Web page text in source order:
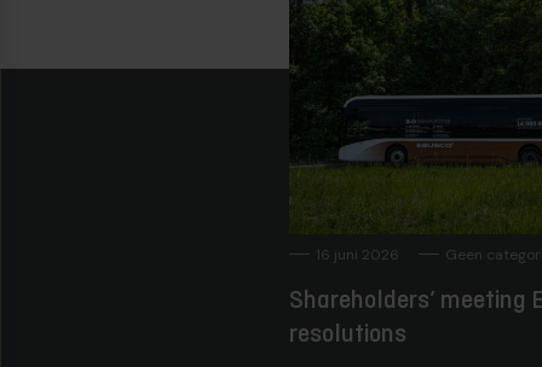
16 juni 2026 Geen
Shareholders’ meeting
resolutions